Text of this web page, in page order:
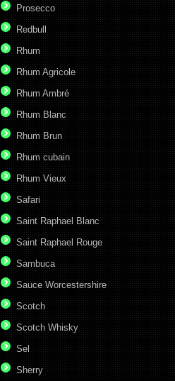
Prosecco
Redbull
Rhum
Rhum Agricole
Rhum Ambré
Rhum Blanc
Rhum Brun
Rhum cubain
Rhum Vieux
Safari
Saint Raphael Blanc
Saint Raphael Rouge
Sambuca
Sauce Worcestershire
Scotch
Scotch Whisky
Sel
Sherry